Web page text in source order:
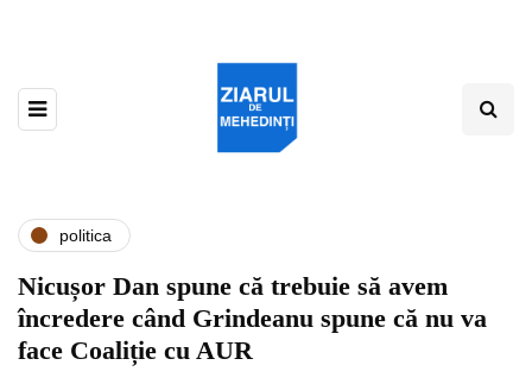
politica
Nicușor Dan spune că trebuie să avem
încredere când Grindeanu spune că nu va
face Coaliție cu AUR